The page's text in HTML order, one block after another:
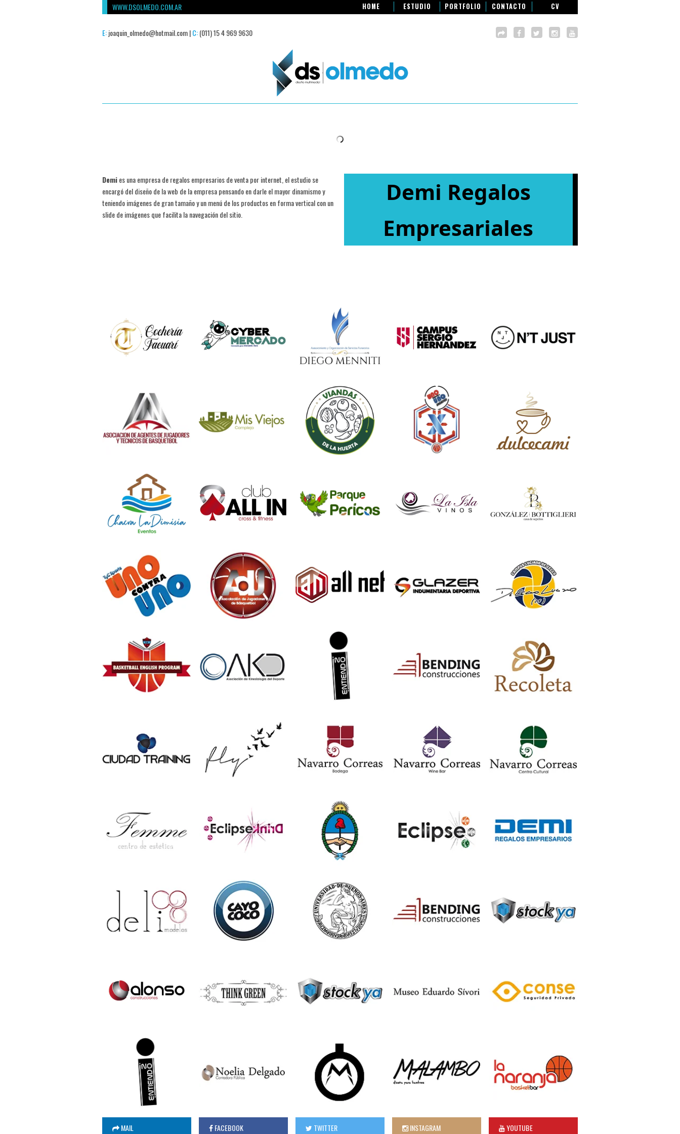
WWW.DSOLMEDO.COM.AR HOME ESTUDIO PORTFOLIO CONTACTO CV
E:joaquin_olmedo@hotmail.com |C:(011) 15 4 969 9630
Demies una empresa de regalos empresarios de venta por internet, el estudio se
encargó del diseño de la web de la empresa pensando en darle el mayor dinamismo y
teniendo imágenes de gran tamaño y un menú de los productos en forma vertical con un
slide de imágenes que facilita la navegación del sitio.
Demi Regalos
Empresariales
MAIL FACEBOOK TWITTER INSTAGRAM YOUTUBE